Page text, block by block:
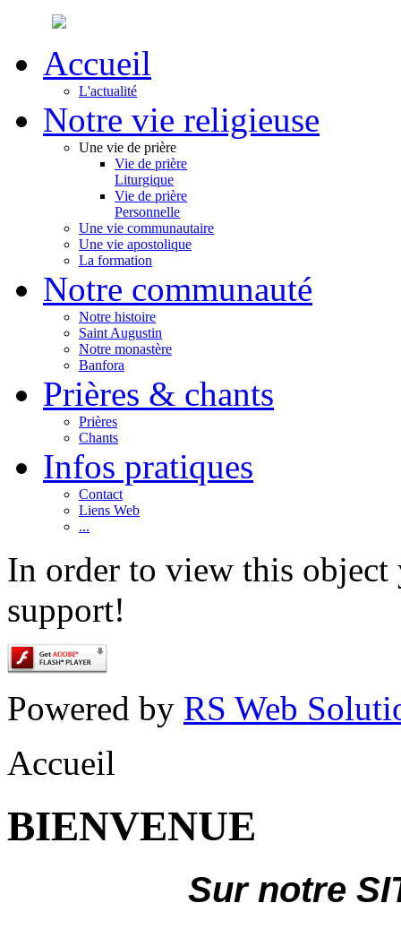
Accueil
L'actualité
Notre vie religieuse
Une vie de prière
Vie de prière
Liturgique
Vie de prière
Personnelle
Une vie communautaire
Une vie apostolique
La formation
Notre communauté
Notre histoire
Saint Augustin
Notre monastère
Banfora
Prières & chants
Prières
Chants
Infos pratiques
Contact
Liens Web
...
In order to view this object
support!
Powered by RS Web
Accueil
BIENVENUE
Sur notre